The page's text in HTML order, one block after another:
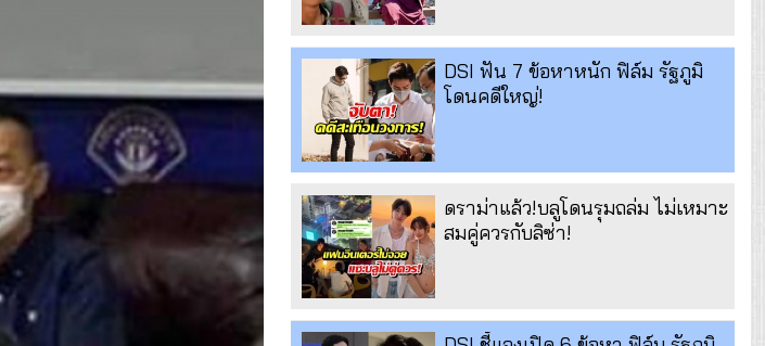
DSI ฟัน 7 ข้อหาหนัก ฟิล์ม รัฐภูมิ
โดนคดีใหญ่!
ดราม่าแล้ว!บลูโดนรุมถล่ม ไม่เหมาะ
สมคู่ควรกับลิซ่า!